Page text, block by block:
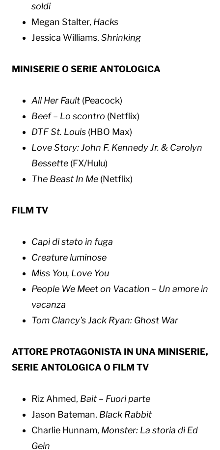
soldi
Megan Stalter, Hacks
Jessica Williams, Shrinking
MINISERIE O SERIE ANTOLOGICA
All Her Fault (Peacock)
Beef – Lo scontro (Netflix)
DTF St. Louis (HBO Max)
Love Story: John F. Kennedy Jr. & Carolyn
Bessette (FX/Hulu)
The Beast In Me (Netflix)
FILM TV​
Capi di stato in fuga
Creature luminose
Miss You, Love You
People We Meet on Vacation – Un amore in
vacanza
Tom Clancy’s Jack Ryan: Ghost War​
ATTORE PROTAGONISTA IN UNA MINISERIE,
SERIE ANTOLOGICA O FILM TV
Riz Ahmed, Bait – Fuori parte
Jason Bateman, Black Rabbit
Charlie Hunnam, Monster: La storia di Ed
Gein